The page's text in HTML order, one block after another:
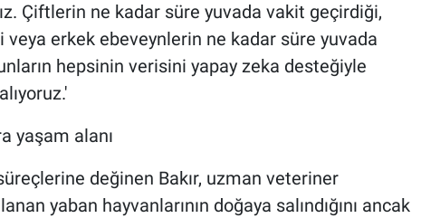
Çiftlerin ne kadar süre yuvada vakit geçirdiği,
erkek ebeveynlerin ne kadar süre yuvada
hepsinin verisini yapay zeka desteğiyle
yaşam alanı
değinen Bakır, uzman veteriner
yaban hayvanlarının doğaya salındığını ancak